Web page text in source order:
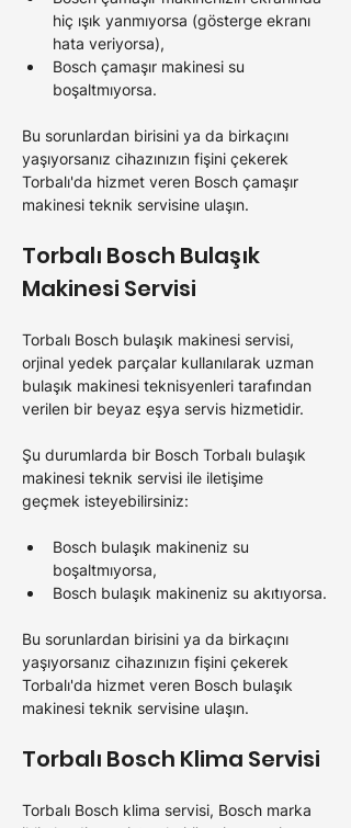
hiç ışık yanmıyorsa (gösterge ekranı
hata veriyorsa),
Bosch çamaşır makinesi su
boşaltmıyorsa.
Bu sorunlardan birisini ya da birkaçını
yaşıyorsanız cihazınızın fişini çekerek
Torbalı'da hizmet veren Bosch çamaşır
makinesi teknik servisine ulaşın.
Torbalı Bosch Bulaşık
Makinesi Servisi
Torbalı Bosch bulaşık makinesi servisi,
orjinal yedek parçalar kullanılarak uzman
bulaşık makinesi teknisyenleri tarafından
verilen bir beyaz eşya servis hizmetidir.
Şu durumlarda bir Bosch Torbalı bulaşık
makinesi teknik servisi ile iletişime
geçmek isteyebilirsiniz:
Bosch bulaşık makineniz su
boşaltmıyorsa,
Bosch bulaşık makineniz su akıtıyorsa.
Bu sorunlardan birisini ya da birkaçını
yaşıyorsanız cihazınızın fişini çekerek
Torbalı'da hizmet veren Bosch bulaşık
makinesi teknik servisine ulaşın.
Torbalı Bosch Klima Servisi
Torbalı Bosch klima servisi, Bosch marka